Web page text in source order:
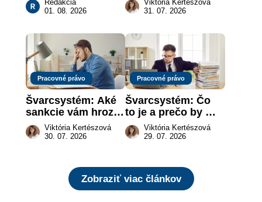
ktoré urobia prácu
Redakcia
01. 08. 2026
legálne a bez
Viktória Kertészová
31. 07. 2026
Pracovné právo
Švarcsystém: Aké
sankcie vám hrozia
a prečo nestačí
zaplatiť pokutu?
Viktória Kertészová
30. 07. 2026
Pracovné právo
Švarcsystém: Čo
to je a prečo by
vás to malo
zaujímať
Viktória Kertészová
29. 07. 2026
Zobraziť viac článkov